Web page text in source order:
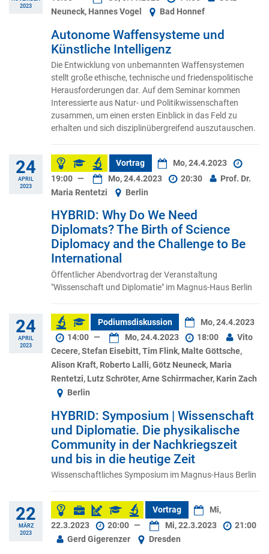
2023
Neuneck, Hannes Vogel
Bad Honnef
Autonome Waffensysteme und
Künstliche Intelligenz
Die Entwicklung von unbemannten Waffensystemen
stellt große ethische, technische und friedenspolitische
Herausforderungen dar. Auf dem Seminar kommen
Interessierte aus Natur- und Politikwissenschaften
zusammen, um einen ersten Einblick in das Feld zu
erhalten und sich disziplinübergreifend auszutauschen.
24
APRIL
2023
Vortrag
Mo, 24.4.2023
19:00 — Mo, 24.4.2023 20:30
Prof. Dr.
Maria Rentetzi
Berlin
HYBRID: Why Do We Need
Diplomats? The Birth of Science
Diplomacy and the Challenge to Be
International
Öffentlicher Abendvortrag der Veranstaltung
"Wissenschaft und Diplomatie" im Magnus-Haus Berlin
24
APRIL
2023
Podiumsdiskussion
Mo, 24.4.2023
14:00 — Mo, 24.4.2023 18:00
Vito
Cecere, Stefan Eisebitt, Tim Flink, Malte Göttsche,
Alison Kraft, Roberto Lalli, Götz Neuneck, Maria
Rentetzi, Lutz Schröter, Arne Schirrmacher, Karin Zach
Berlin
HYBRID: Symposium | Wissenschaft
und Diplomatie. Die physikalische
Community in der Nachkriegszeit
und bis in die heutige Zeit
Wissenschaftliches Symposium im Magnus-Haus Berlin
22
MÄRZ
2023
Vortrag
Mi,
22.3.2023
20:00 — Mi, 22.3.2023
21:00
Gerd Gigerenzer
Dresden